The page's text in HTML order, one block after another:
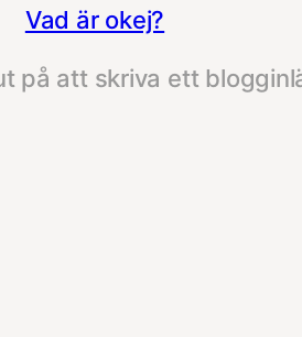
Vad är okej?
på att skriva ett